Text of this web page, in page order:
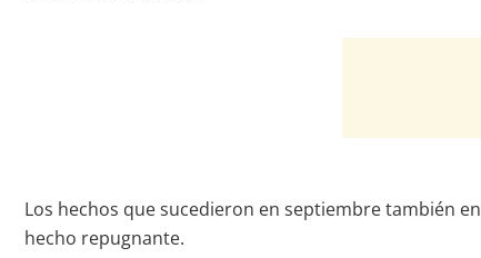
Los hechos que sucedieron en septiembre también
hecho repugnante.